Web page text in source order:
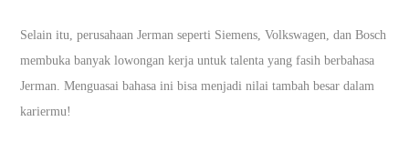
Selain itu, perusahaan Jerman seperti Siemens, Volkswagen, dan Bosch
membuka banyak lowongan kerja untuk talenta yang fasih berbahasa
Jerman. Menguasai bahasa ini bisa menjadi nilai tambah besar dalam
kariermu!